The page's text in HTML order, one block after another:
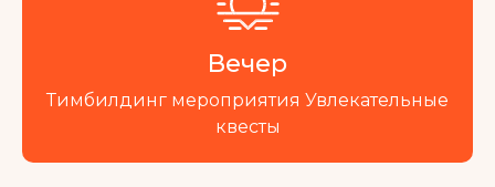
Вечер
Тимбилдинг мероприятия Увлекательные
квесты